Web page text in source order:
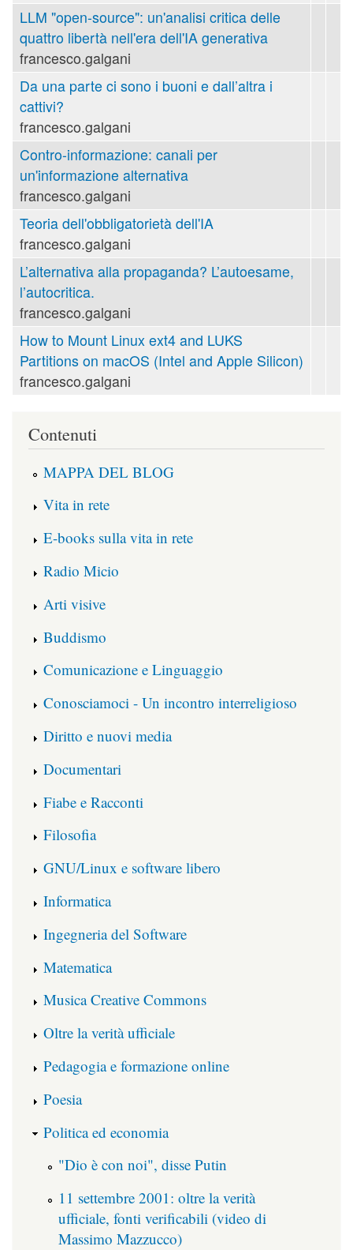
LLM "open-source": un'analisi critica delle
quattro libertà nell'era dell'IA generativa
francesco.galgani
Da una parte ci sono i buoni e dall’altra i
cattivi?
francesco.galgani
Contro-informazione: canali per
un'informazione alternativa
francesco.galgani
Teoria dell'obbligatorietà dell'IA
francesco.galgani
L’alternativa alla propaganda? L’autoesame,
l’autocritica.
francesco.galgani
How to Mount Linux ext4 and LUKS
Partitions on macOS (Intel and Apple Silicon)
francesco.galgani
Contenuti
MAPPA DEL BLOG
Vita in rete
E-books sulla vita in rete
Radio Micio
Arti visive
Buddismo
Comunicazione e Linguaggio
Conosciamoci - Un incontro interreligioso
Diritto e nuovi media
Documentari
Fiabe e Racconti
Filosofia
GNU/Linux e software libero
Informatica
Ingegneria del Software
Matematica
Musica Creative Commons
Oltre la verità ufficiale
Pedagogia e formazione online
Poesia
Politica ed economia
"Dio è con noi", disse Putin
11 settembre 2001: oltre la verità
ufficiale, fonti verificabili (video di
Massimo Mazzucco)